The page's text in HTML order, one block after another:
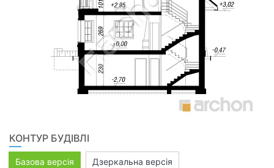
КОНТУР БУДІВЛІ
Базова версія Дзеркальна версія